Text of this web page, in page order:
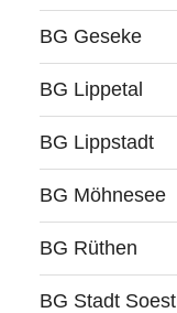
BG Geseke
BG Lippetal
BG Lippstadt
BG Möhnesee
BG Rüthen
BG Stadt Soest